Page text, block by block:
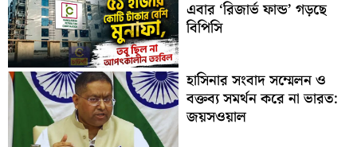
এবার ‘রিজার্ভ ফান্ড’ গড়ছে
বিপিসি
হাসিনার সংবাদ সম্মেলন ও
বক্তব্য সমর্থন করে না ভারত:
জয়সওয়াল